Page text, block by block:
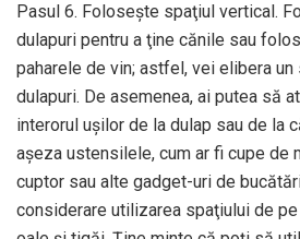
Pasul 6. Foloseşte spaţiul vertical.
dulapuri pentru a ţine cănile sau
paharele de vin; astfel, vei elibera
dulapuri. De asemenea, ai putea să
interorul uşilor de la dulap sau de la
aşeza ustensilele, cum ar fi cupe de
cuptor sau alte gadget-uri de
considerare utilizarea spaţiului de